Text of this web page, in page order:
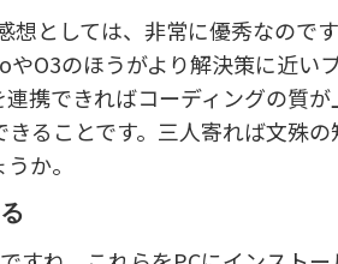
としては、非常に優秀なので
O3のほうがより解決策に近い
携できればコーディングの質
ることです。三人寄れば文殊
か。